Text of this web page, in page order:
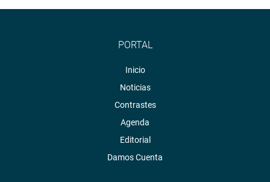
PORTAL
Inicio
Noticias
Contrastes
Agenda
Editorial
Damos Cuenta